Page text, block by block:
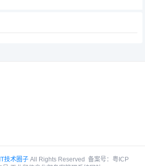
IT技术圈子 All Rights Reserved 备案号： 粤ICP